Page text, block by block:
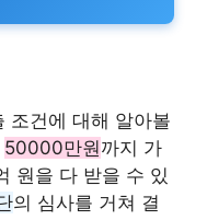
조건에 대해 알아볼
50000만원까지 가
원을 다 받을 수 있
의 심사를 거쳐 결